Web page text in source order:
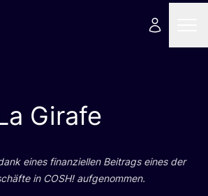
Girafe
eines finan­zi­el­len Bei­trags eines der
in COSH! aufgenommen.